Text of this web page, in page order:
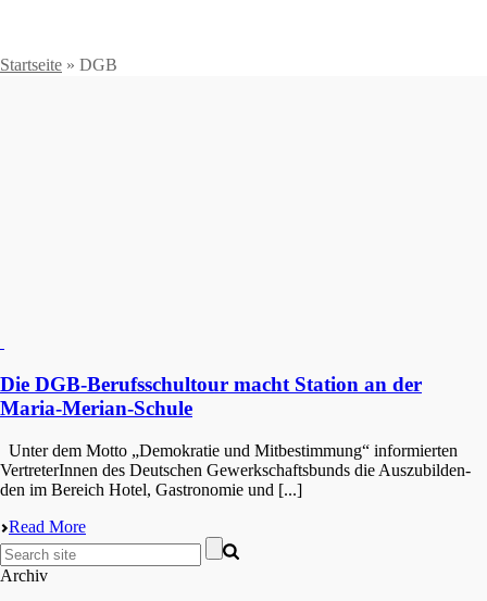
Startseite » DGB
Die DGB-Berufsschultour macht Station an der
Maria-Merian-Schule
Unter dem Motto „Demokra­tie und Mitbe­stim­mung“ infor­mier­ten
Vertre­te­rIn­nen des Deutschen Gewerk­schafts­bunds die Auszu­bil­den­
den im Bereich Hotel, Gastro­no­mie und [...]
Read More
Archiv